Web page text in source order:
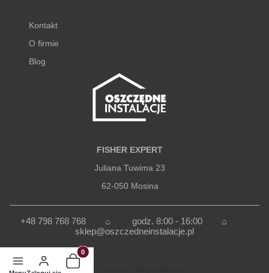
Kontakt
O firmie
Blog
FISHER EXPERT
Juliana Tuwima 23
62-050 Mosina
+48 798 768 768 ⌂ godz. 8:00 - 16:00 ⌂
sklep@oszczedneinstalacje.pl
Produkty w koszyku: 0. Zobacz szczegóły